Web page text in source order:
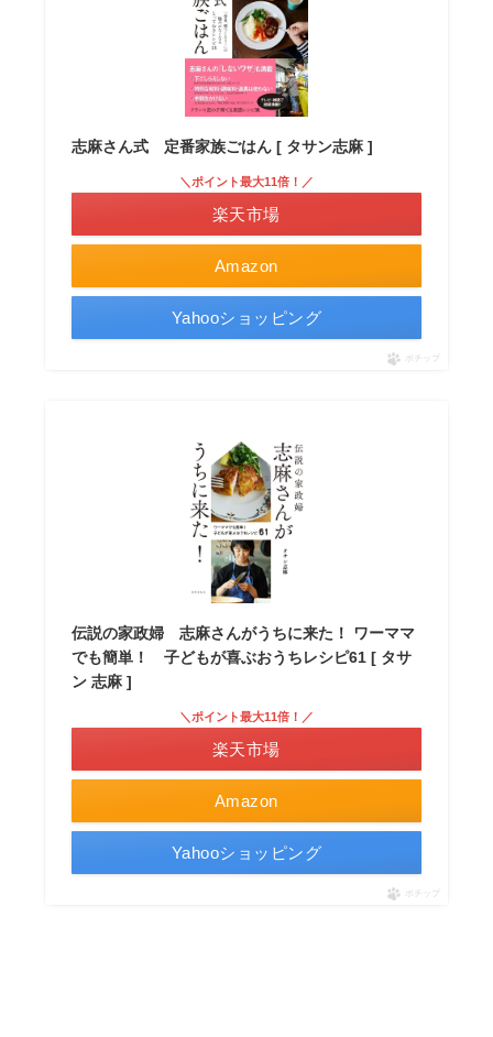
志麻さん式 定番家族ごはん [ タサン志麻 ]
Amazon
＼ポイント最大11倍！／
楽天市場
Yahooショッピング
ポチップ
伝説の家政婦 志麻さんがうちに来た！ ワーママ
でも簡単！ 子どもが喜ぶおうちレシピ61 [ タサ
ン 志麻 ]
Amazon
＼ポイント最大11倍！／
楽天市場
Yahooショッピング
ポチップ